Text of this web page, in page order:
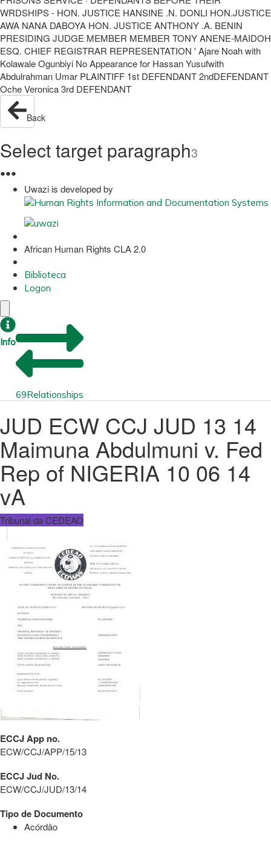
WRDSHIPS - HON. JUSTICE HANSINE .N. DONLI HON.JUSTICE
AWA NANA DABOYA HON. JUSTICE ANTHONY .A. BENIN
PRESIDING JUDGE MEMBER MEMBER TONY ANENE-MAIDOH
ESQ. CHIEF REGISTRAR REPRESENTATION ' Ajare Noah with
Kolawale Ogunbiyi No Appearance for Hassan Yusufwith
Abdulrahman Umar PLAINTIFF 1st DEFENDANT 2ndDEFENDANT
Oche Veronica 3rd DEFENDANT
Back
Select target paragraph3
●●●
Uwazi is developed by
African Human Rights CLA 2.0
Biblioteca
Logon
Info
69Relationships
JUD ECW CCJ JUD 13 14
Maimuna Abdulmuni v. Fed
Rep of NIGERIA 10 06 14
vA
Tribunal da CEDEAO
ECCJ App no.
ECW/CCJ/APP/15/13
ECCJ Jud No.
ECW/CCJ/JUD/13/14
Tipo de Documento
Acórdão